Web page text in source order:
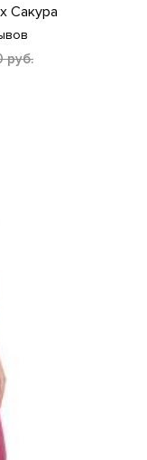
Сакура
руб.